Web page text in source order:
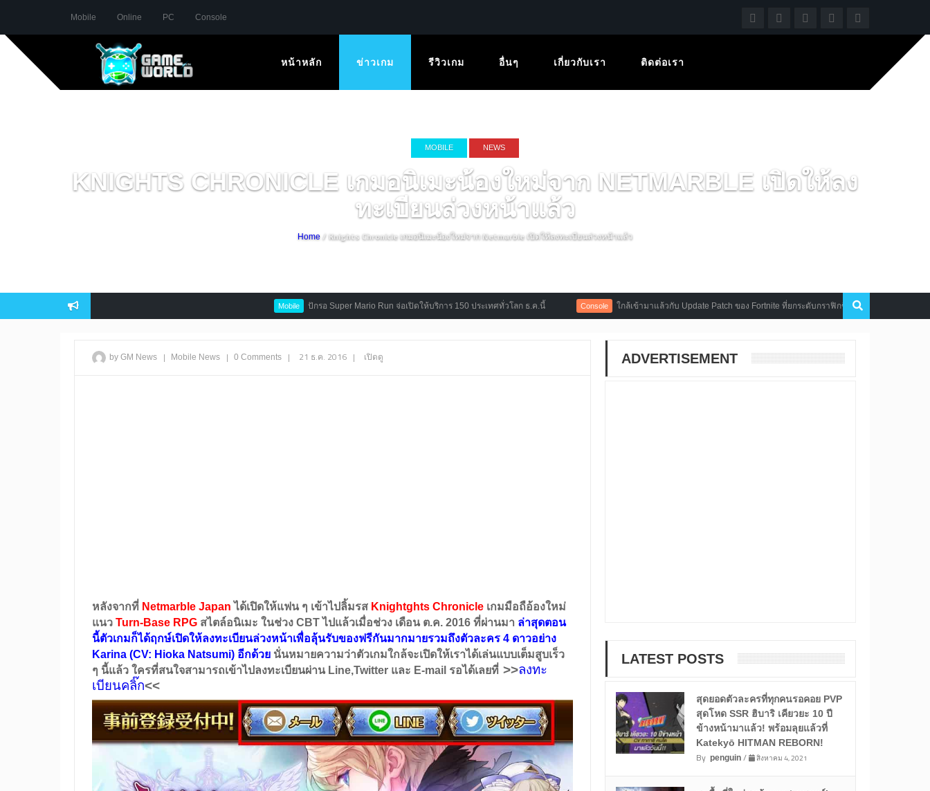
Mobile Online PC Console
หน้าหลัก ข่าวเกม รีวิวเกม อื่นๆ เกี่ยวกับเรา ติดต่อเรา
MOBILE NEWS
KNIGHTS CHRONICLE เกมอนิเมะน้องใหม่จาก NETMARBLE เปิดให้ลง
ทะเบียนล่วงหน้าแล้ว
Home / Knights Chronicle เกมอนิเมะน้องใหม่จาก Netmarble เปิดให้ลงทะเบียนล่วงหน้าแล้ว
ปักรอ Super Mario Run จ่อเปิดให้บริการ 150 ประเทศทั่วโลก ธ.ค.นี้ Console ใกล้เข้ามาแล้วกับ Update Patch ของ Fortnite ที่ยกระดับกราฟิกขึ้นอย่างโหดด้วยระบบ Ray
by GM News | Mobile News | 0 Comments | 21 ธ.ค. 2016 | เปิดดู
หลังจากที่ Netmarble Japan ได้เปิดให้แฟน ๆ เข้าไปลิ้มรส Knightghts Chronicle เกมมือถือ้องใหม่
แนว Turn-Base RPG สไตล์อนิเมะ ในช่วง CBT ไปแล้วเมื่อช่วง เดือน ต.ค. 2016 ที่ผ่านมา ล่าสุดตอน
นี้ตัวเกมก็ได้ฤกษ์เปิดให้ลงทะเบียนล่วงหน้าเพื่อลุ้นรับของฟรีกันมากมายรวมถึงตัวละคร 4 ดาวอย่าง
Karina (CV: Hioka Natsumi) อีกด้วย นั่นหมายความว่าตัวเกมใกล้จะเปิดให้เราได้เล่นแบบเต็มสูบเร็ว
ๆ นี้แล้ว ใครที่สนใจสามารถเข้าไปลงทะเบียนผ่านLine,Twitter และ E-mail รอได้เลยที่ >>ลงทะ
เบียนคลิ๊ก<<
ADVERTISEMENT
LATEST POSTS
สุดยอดตัวละครที่ทุกคนรอคอย PVP
สุดโหด SSR ฮิบาริ เคียวยะ 10 ปี
ข้างหน้ามาแล้ว! พร้อมลุยแล้วที่
Katekyō HITMAN REBORN!
By penguin/ สิงหาคม 4, 2021